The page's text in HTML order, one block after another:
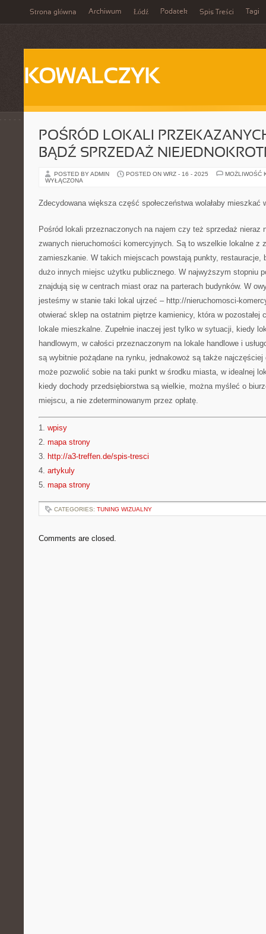
Strona główna Archiwum Łódź Podatek Spis Treści Tagi
KOWALCZYK
POŚRÓD LOKALI
BĄDŹ SPRZEDAŻ
POSTED BY ADMIN POSTED ON WRZ - 16 - 2025
MOŻLIWOŚĆ
WYŁĄCZONA
Zdecydowana większa część społeczeństwa wolałaby mieszkać
Pośród lokali przeznaczonych na najem czy też sprzedaż nieraz
zwanych nieruchomości komercyjnych. Są to wszelkie lokalne z
zamieszkanie. W takich miejscach powstają punkty, restauracje,
dużo innych miejsc użytku publicznego. W najwyższym stopniu
znajdują się w centrach miast oraz na parterach budynków. W
jesteśmy w stanie taki lokal ujrzeć – http://nieruchomosci-
otwierać sklep na ostatnim piętrze kamienicy, która w pozostałej
lokale mieszkalne. Zupełnie inaczej jest tylko w sytuacji, kiedy
handlowym, w całości przeznaczonym na lokale handlowe i
są wybitnie pożądane na rynku, jednakowoż są także najczęściej
może pozwolić sobie na taki punkt w środku miasta, w idealnej
kiedy dochody przedsiębiorstwa są wielkie, można myśleć o
miejscu, a nie zdeterminowanym przez opłatę.
1. wpisy
2. mapa strony
3. http://a3-treffen.de/spis-tresci
4. artykuly
5. mapa strony
CATEGORIES: TUNING WIZUALNY
Comments are closed.